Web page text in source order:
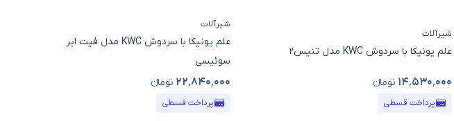
شیرآلات
علم یونیکا با سردوش KWC مدل تنیس2
۱۴٬۵۳۰٬۰۰۰ تومانءقیمت محصول
پرداخت قسطی
شیرآلات
علم یونیکا با سردوش KWC مدل فیت ایر
سوئیسی
۲۲٬۸۴۰٬۰۰۰ تومانءقیمت محصول
پرداخت قسطی